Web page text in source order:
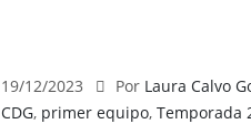
19/12/2023 Por Laura Calvo
CDG, primer equipo,Temporada